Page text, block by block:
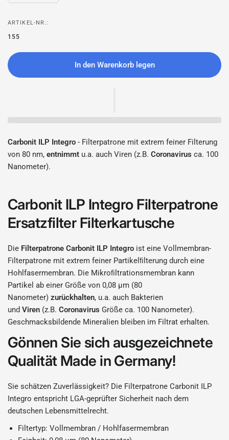
ARTIKEL-NR.:
155
In den Warenkorb legen
Carbonit ILP Integro - Filterpatrone mit extrem feiner Filterung
von 80 nm, entnimmt u.a. auch Viren (z.B. Coronavirus ca. 100
Nanometer).
Carbonit ILP Integro Filterpatrone
Ersatzfilter Filterkartusche
Die Filterpatrone Carbonit ILP Integro ist eine Vollmembran-
Filterpatrone mit extrem feiner Partikelﬁlterung durch eine
Hohlfasermembran. Die Mikroﬁltrationsmembran kann
Partikel ab einer Größe von 0,08 µm (80
Nanometer) zurückhalten, u.a. auch Bakterien
und Viren (z.B. Coronavirus Größe ca. 100 Nanometer).
Geschmacksbildende Mineralien bleiben im Filtrat erhalten.
Gönnen Sie sich ausgezeichnete
Qualität Made in Germany!
Sie schätzen Zuverlässigkeit? Die Filterpatrone Carbonit ILP
Integro entspricht LGA-geprüfter Sicherheit nach dem
deutschen Lebensmittelrecht.
Filtertyp: Vollmembran / Hohlfasermembran